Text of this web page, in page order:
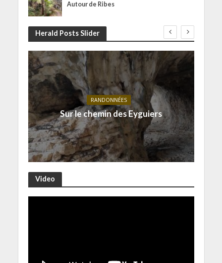
Autour de Ribes
Herald Posts Slider
RANDONNÉES
Sur le chemin des Eyguiers
Video